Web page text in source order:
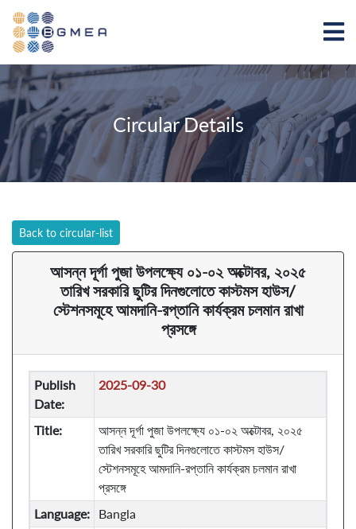
Circular Details
Back to circular-list
আসন্ন দূর্গা পুজা উপলক্ষ্যে ০১-০২ অক্টোবর, ২০২৫
তারিখ সরকারি ছুটির দিনগুলোতে কাস্টমস হাউস/
স্টেশনসমূহে আমদানি-রপ্তানি কার্যক্রম চলমান রাখা
প্রসঙ্গে
Publish
Date:
2025-09-30
Title:
আসন্ন দূর্গা পুজা উপলক্ষ্যে ০১-০২ অক্টোবর, ২০২৫
তারিখ সরকারি ছুটির দিনগুলোতে কাস্টমস হাউস/
স্টেশনসমূহে আমদানি-রপ্তানি কার্যক্রম চলমান রাখা
প্রসঙ্গে
Language:
Bangla